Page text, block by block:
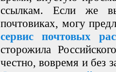
ссылкам. Если же
почтовиках, могу
сервис почтовых
сторожила
честно, вовремя и без